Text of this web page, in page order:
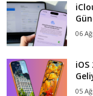
06
05